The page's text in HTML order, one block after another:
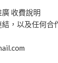
收費說明
，以及任何合